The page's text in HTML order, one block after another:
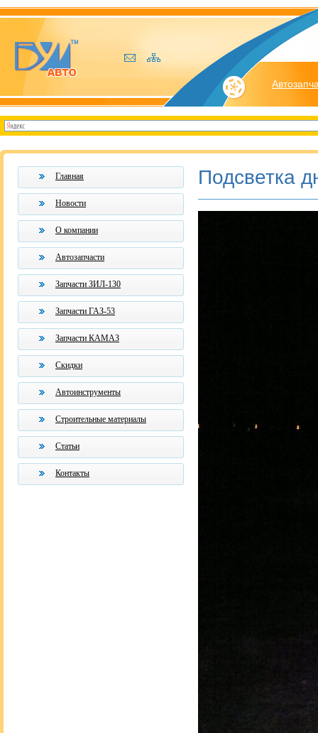
Главная
Новости
О компании
Автозапчасти
Запчасти ЗИЛ-130
Запчасти ГАЗ-53
Запчасти КАМАЗ
Скидки
Автоинструменты
Строительные материалы
Статьи
Контакты
Подсветка